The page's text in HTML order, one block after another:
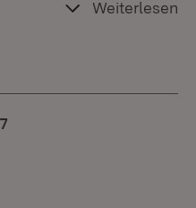
Weiterlesen